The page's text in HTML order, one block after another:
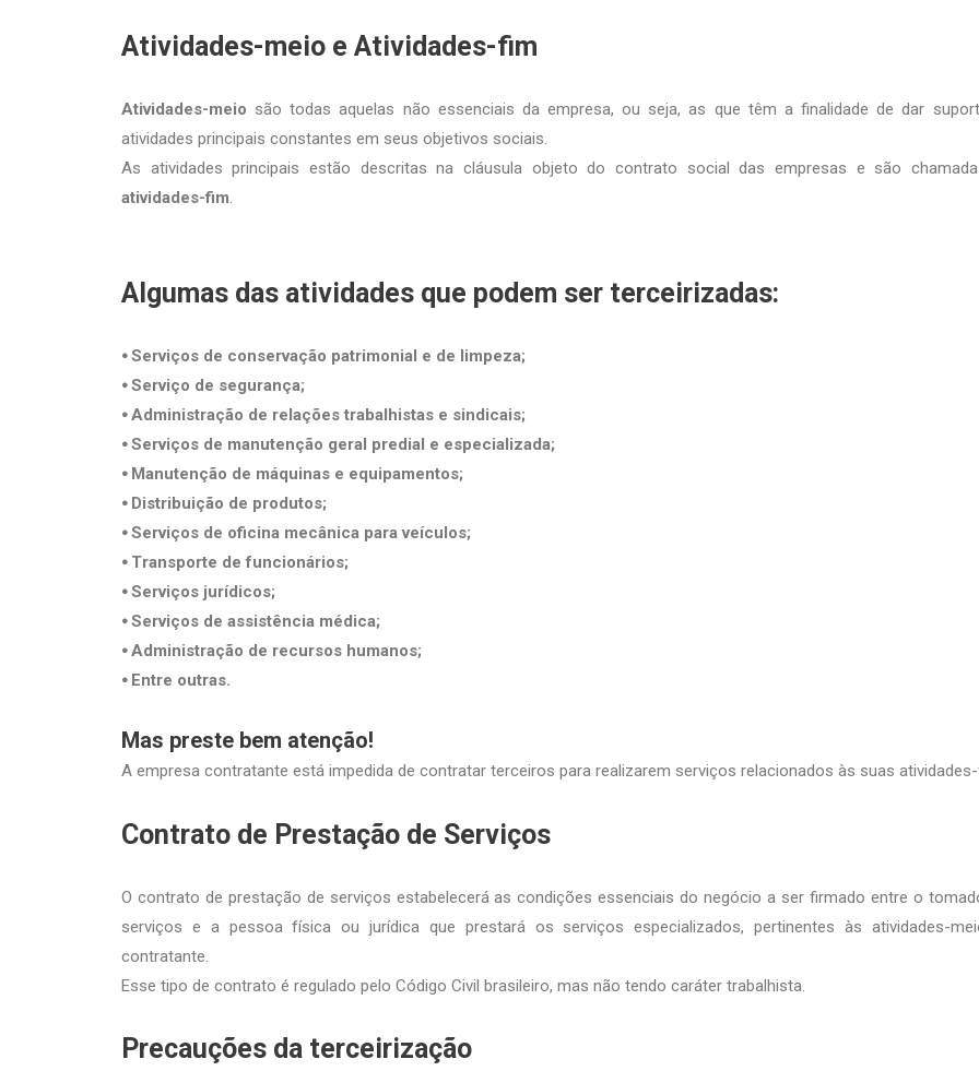
Atividades-meio e Atividades-fim
Atividades-meio são todas aquelas não essenciais da empresa, ou seja, as que têm a finalidade de dar
atividades principais constantes em seus objetivos sociais.
As atividades principais estão descritas na cláusula objeto do contrato social das empresas e são
atividades-fim.
Algumas das atividades que podem ser terceirizadas:
⦁ Serviços de conservação patrimonial e de limpeza;
⦁ Serviço de segurança;
⦁ Administração de relações trabalhistas e sindicais;
⦁ Serviços de manutenção geral predial e especializada;
⦁ Manutenção de máquinas e equipamentos;
⦁ Distribuição de produtos;
⦁ Serviços de oficina mecânica para veículos;
⦁ Transporte de funcionários;
⦁ Serviços jurídicos;
⦁ Serviços de assistência médica;
⦁ Administração de recursos humanos;
⦁ Entre outras.
Mas preste bem atenção!
A empresa contratante está impedida de contratar terceiros para realizarem serviços relacionados às suas
Contrato de Prestação de Serviços
O contrato de prestação de serviços estabelecerá as condições essenciais do negócio a ser firmado entre o
serviços e a pessoa física ou jurídica que prestará os serviços especializados, pertinentes às atividades-
contratante.
Esse tipo de contrato é regulado pelo Código Civil brasileiro, mas não tendo caráter trabalhista.
Precauções da terceirização